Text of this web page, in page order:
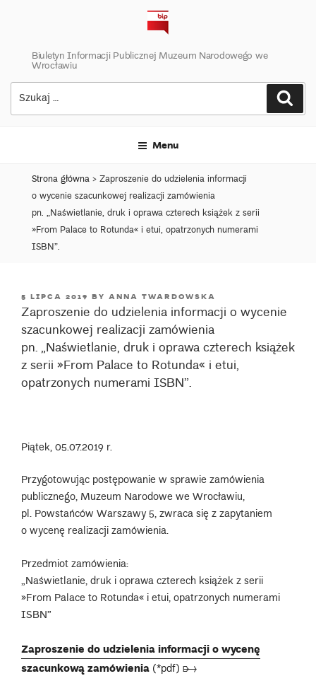
Biuletyn Informacji Publicznej Muzeum Narodowego we
Wrocławiu
Szukaj:
Menu
Strona główna>Zaproszenie do udzielenia informacji
o wycenie szacunkowej realizacji zamówienia
pn. „Naświetlanie, druk i oprawa czterech książek z serii
»From Palace to Rotunda« i etui, opatrzonych numerami
ISBN”.
POSTED
ON
5 LIPCA 2019 BY ANNA TWARDOWSKA
Zaproszenie do udzielenia informacji o wycenie
szacunkowej realizacji zamówienia
pn. „Naświetlanie, druk i oprawa czterech książek
z serii »From Palace to Rotunda« i etui,
opatrzonych numerami ISBN”.
Piątek, 05.07.2019 r.
Przygotowując postępowanie w sprawie zamówienia
publicznego, Muzeum Narodowe we Wrocławiu,
pl. Powstańców Warszawy 5, zwraca się z zapytaniem
o wycenę realizacji zamówienia.
Przedmiot zamówienia:
„Naświetlanie, druk i oprawa czterech książek z serii
»From Palace to Rotunda« i etui, opatrzonych numerami
ISBN”
Zaproszenie do udzielenia informacji o wycenę
szacunkową zamówienia (*pdf) ➸